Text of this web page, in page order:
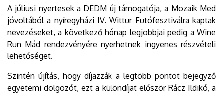
A júliusi nyertesek a DEDM új támogatója, a Mozaik Med
jóvoltából a nyíregyházi IV. Wittur Futófesztiválra kaptak
nevezéseket, a következő hónap legjobbjai pedig a Wine
Run Mád rendezvényére nyerhetnek ingyenes részvételi
lehetőséget.
Szintén újítás, hogy díjazzák a legtöbb pontot bejegyző
egyetemi dolgozót, ezt a különdíjat először Rácz Ildikó, a